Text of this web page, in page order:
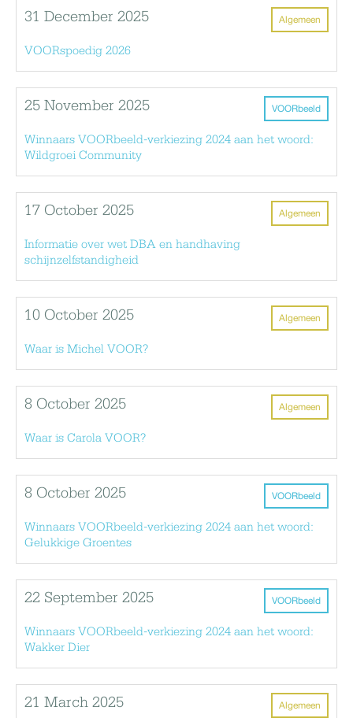
Algemeen
31 December 2025
VOORspoedig 2026
VOORbeeld
25 November 2025
Winnaars VOORbeeld-verkiezing 2024 aan het woord:
Wildgroei Community
Algemeen
17 October 2025
Informatie over wet DBA en handhaving
schijnzelfstandigheid
Algemeen
10 October 2025
Waar is Michel VOOR?
Algemeen
8 October 2025
Waar is Carola VOOR?
VOORbeeld
8 October 2025
Winnaars VOORbeeld-verkiezing 2024 aan het woord:
Gelukkige Groentes
VOORbeeld
22 September 2025
Winnaars VOORbeeld-verkiezing 2024 aan het woord:
Wakker Dier
Algemeen
21 March 2025